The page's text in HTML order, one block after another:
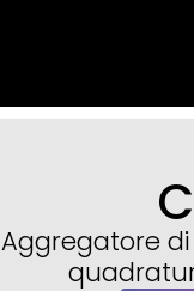
Aggregatore